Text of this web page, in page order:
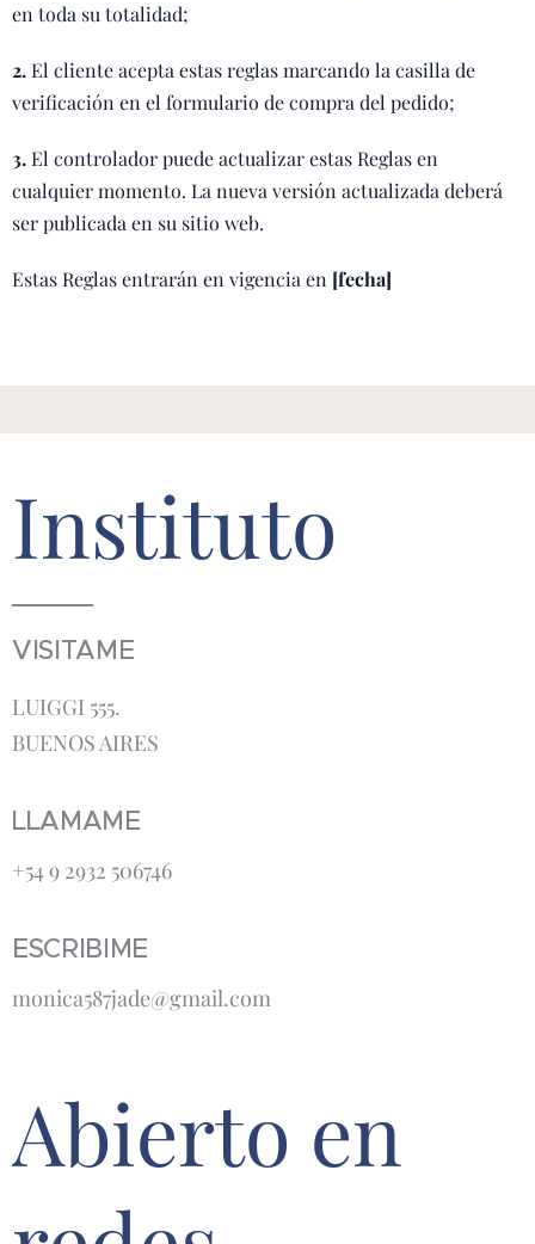
en toda su totalidad;
2.El cliente acepta estas reglas marcando la casilla de
verificación en el formulario de compra del pedido;
3.El controlador puede actualizar estas Reglas en
cualquier momento. La nueva versión actualizada deberá
ser publicada en su sitio web.
Estas Reglas entrarán en vigencia en [fecha]
Instituto
VISITAME
LUIGGI 555.
BUENOS AIRES
LLAMAME
+54 9 2932 506746
ESCRIBIME
monica587jade@gmail.com
Abierto en